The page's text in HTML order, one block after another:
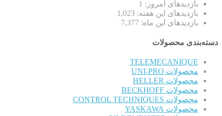
بازدیدهای امروز: 1
بازدیدهای این هفته: 1,023
بازدیدهای این ماه: 7,377
دسته‌بندی محصولات
TELEMECANIQUE
محصولات UNI-PRO
محصولات HELLER
محصولات BECKHOFF
محصولات CONTROL TECHNIQUES
محصولات YASKAWA